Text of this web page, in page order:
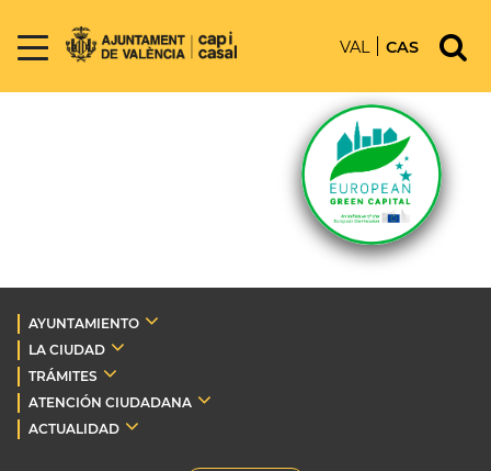
VAL CAS
AYUNTAMIENTO
LA CIUDAD
TRÁMITES
ATENCIÓN CIUDADANA
ACTUALIDAD